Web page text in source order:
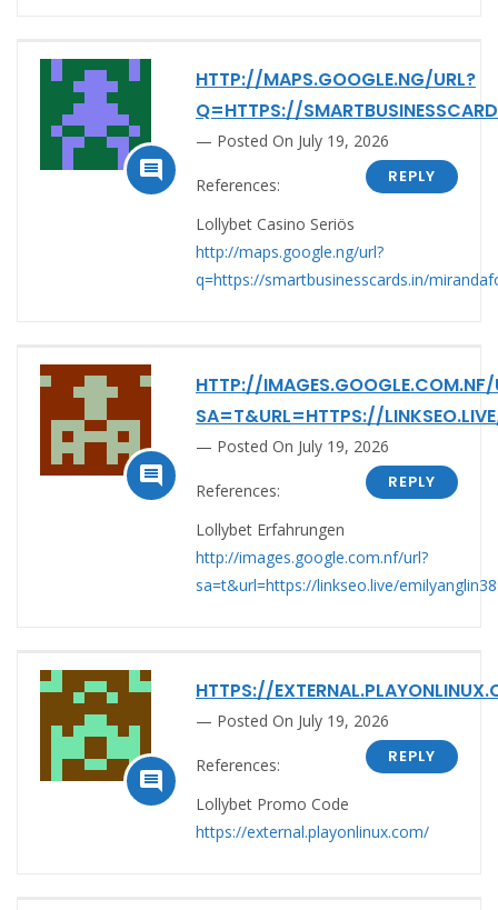

HTTP://MAPS.GOOGLE.NG/URL?
Q=HTTPS://
Posted On July 19, 2026
REPLY
References:
Lollybet Casino Seriös
http://maps.google.ng/url?
q=https://smartbusinesscards.in/

HTTP://IMAGES.GOOGLE.COM.NF/
SA=T&URL=HTTPS://
Posted On July 19, 2026
REPLY
References:
Lollybet Erfahrungen
http://images.google.com.nf/url?
sa=t&url=https://linkseo.live/

HTTPS://
Posted On July 19, 2026
REPLY
References:
Lollybet Promo Code
https://external.playonlinux.com/